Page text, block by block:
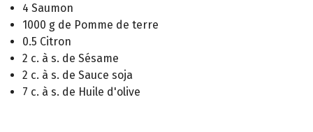
4 Saumon
1000 g de Pomme de terre
0.5 Citron
2 c. à s. de Sésame
2 c. à s. de Sauce soja
7 c. à s. de Huile d'olive